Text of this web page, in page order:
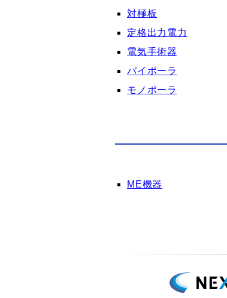
対極板
定格出力電力
電気手術器
バイポーラ
モノポーラ
ME機器